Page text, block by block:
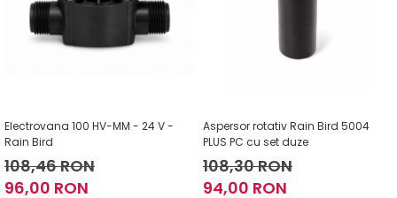
Electrovana 100 HV-MM - 24 V -
Rain Bird
108,46 RON
96,00 RON
Aspersor rotativ Rain Bird 5004
PLUS PC cu set duze
108,30 RON
94,00 RON